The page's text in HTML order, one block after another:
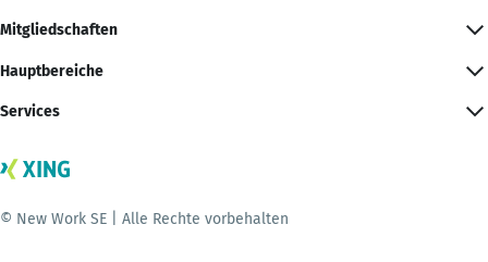
Mitgliedschaften
Hauptbereiche
Services
© New Work SE | Alle Rechte vorbehalten